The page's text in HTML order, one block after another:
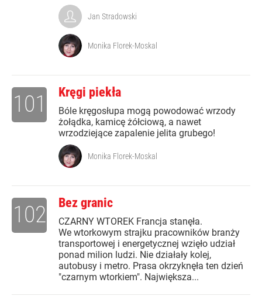
Jan Stradowski
Monika Florek-Moskal
Kręgi piekła
Bóle kręgosłupa mogą powodować wrzody
żołądka, kamicę żółciową, a nawet
wrzodziejące zapalenie jelita grubego!
101
Monika Florek-Moskal
Bez granic
CZARNY WTOREK Francja stanęła.
We wtorkowym strajku pracowników branży
transportowej i energetycznej wzięło udział
ponad milion ludzi. Nie działały kolej,
autobusy i metro. Prasa okrzyknęła ten dzień
"czarnym wtorkiem". Największa...
102